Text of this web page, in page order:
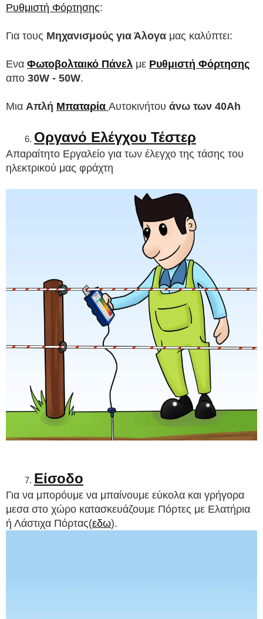
Ρυθμιστή Φόρτησης:
Για τους Μηχανισμούς για Άλογα μας καλύπτει:
Ενα Φωτοβολταικό Πάνελ με Ρυθμιστή Φόρτησης
απο 30W - 50W.
Μια Απλή Μπαταρία Αυτοκινήτου άνω των 40Ah
Οργανό Ελέγχου Τέστερ
Απαραίτητο Εργαλείο για των έλεγχο της τάσης του
ηλεκτρικού μας φράχτη
Είσοδο
Για να μπορόυμε να μπαίνουμε εύκολα και γρήγορα
μεσα στο χώρο κατασκευάζουμε Πόρτες με Ελατήρια
ή Λάστιχα Πόρτας(εδω).